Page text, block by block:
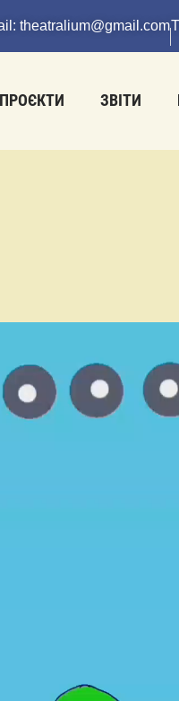
theatralium@gmail.com
ПРОЄКТИ ЗВІТИ